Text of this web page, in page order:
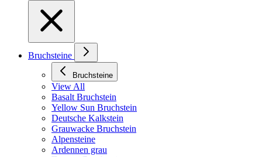
Bruchsteine
Bruchsteine
View All
Basalt Bruchstein
Yellow Sun Bruchstein
Deutsche Kalkstein
Grauwacke Bruchstein
Alpensteine
Ardennen grau